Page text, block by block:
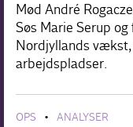
Mød André
Søs Marie Serup
Nordjyllands
arbejdspladser.
OPS • ANALYSER